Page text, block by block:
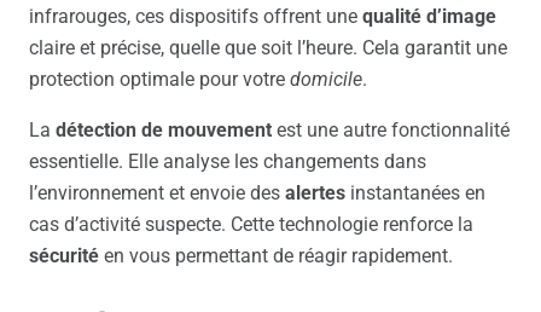
infrarouges, ces dispositifs offrent une qualité d’image
claire et précise, quelle que soit l’heure. Cela garantit une
protection optimale pour votre domicile.
La détection de mouvement est une autre fonctionnalité
essentielle. Elle analyse les changements dans
l’environnement et envoie des alertes instantanées en
cas d’activité suspecte. Cette technologie renforce la
sécurité en vous permettant de réagir rapidement.